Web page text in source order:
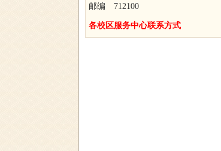
邮编 712100
各校区服务中心联系方式